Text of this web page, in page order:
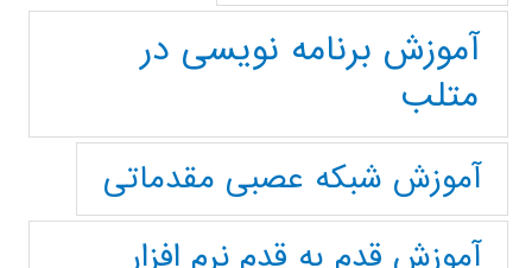
آموزش برنامه نویسی در
متلب
آموزش شبکه عصبی مقدماتی
آموزش قدم به قدم نرم افزار